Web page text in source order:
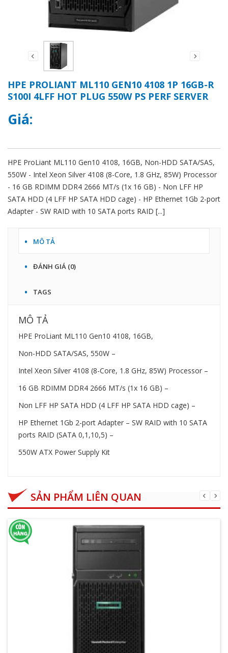
HPE PROLIANT ML110 GEN10 4108 1P 16GB-R
S100I 4LFF HOT PLUG 550W PS PERF SERVER
Giá:
HPE ProLiant ML110 Gen10 4108, 16GB, Non-HDD SATA/SAS,
550W - Intel Xeon Silver 4108 (8-Core, 1.8 GHz, 85W) Processor
- 16 GB RDIMM DDR4 2666 MT/s (1x 16 GB) - Non LFF HP
SATA HDD (4 LFF HP SATA HDD cage) - HP Ethernet 1Gb 2-port
Adapter - SW RAID with 10 SATA ports RAID [...]
MÔ TẢ
ĐÁNH GIÁ (0)
TAGS
MÔ TẢ
HPE ProLiant ML110 Gen10 4108, 16GB,
Non-HDD SATA/SAS, 550W –
Intel Xeon Silver 4108 (8-Core, 1.8 GHz, 85W) Processor –
16 GB RDIMM DDR4 2666 MT/s (1x 16 GB) –
Non LFF HP SATA HDD (4 LFF HP SATA HDD cage) –
HP Ethernet 1Gb 2-port Adapter – SW RAID with 10 SATA
ports RAID (SATA 0,1,10,5) –
550W ATX Power Supply Kit
SẢN PHẨM LIÊN QUAN